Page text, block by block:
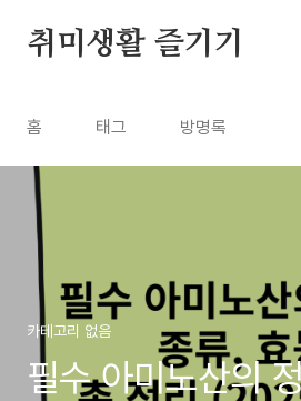
취미생활 즐기기
홈 태그 방명록
카테고리 없음
필수 아미노산의